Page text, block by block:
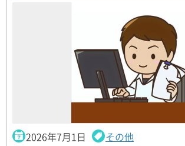
2026年7月1日 その他